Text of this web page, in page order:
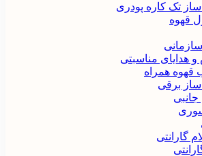
تک کاره پودری
قهوه
هدایای مناسبتی
قهوه همراه
ساز برقی
جانبی
گارانتی